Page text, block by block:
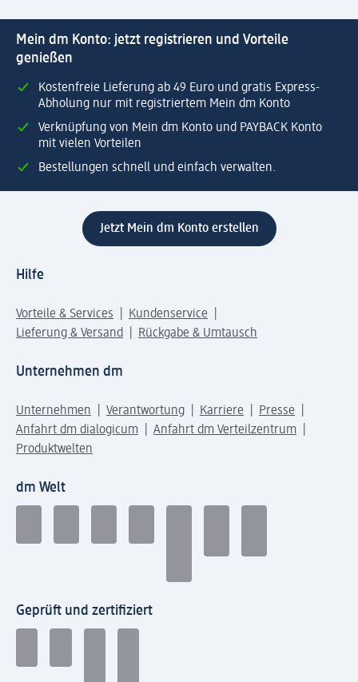
Mein dm Konto: jetzt registrieren und Vorteile
genießen
Kostenfreie Lieferung ab 49 Euro und gratis Express-
Abholung nur mit registriertem Mein dm Konto
Verknüpfung von Mein dm Konto und PAYBACK Konto
mit vielen Vorteilen
Bestellungen schnell und einfach verwalten.
Jetzt Mein dm Konto erstellen
Hilfe
Vorteile & Services
Kundenservice
Lieferung & Versand
Rückgabe & Umtausch
Unternehmen dm
Unternehmen Verantwortung Karriere
Presse
Anfahrt dm dialogicum
Anfahrt dm Verteilzentrum
Produktwelten
dm Welt
Geprüft und zertifiziert